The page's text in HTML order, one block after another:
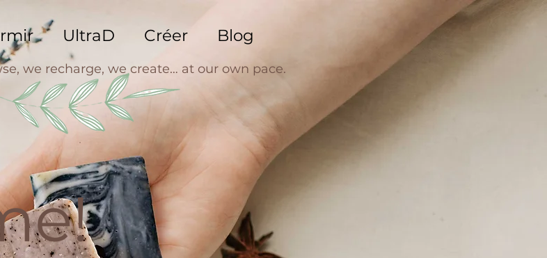
UltraD Créer Blog
we recharge, we create… at our own pace.